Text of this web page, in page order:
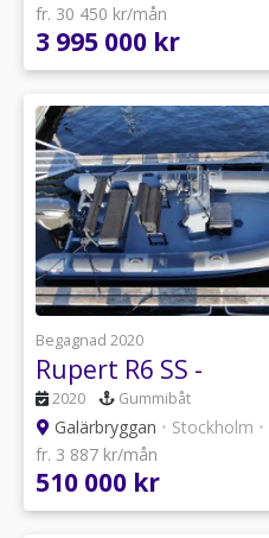
fr. 30 450 kr/mån
3 995 000 kr
Begagnad 2020
Rupert R6 SS -
2020 Gummibåt
Galärbryggan • Stockholm •
fr. 3 887 kr/mån
510 000 kr